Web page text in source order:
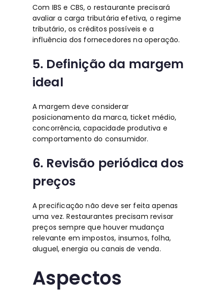
Com IBS e CBS, o restaurante precisará
avaliar a carga tributária efetiva, o regime
tributário, os créditos possíveis e a
influência dos fornecedores na operação.
5. Definição da margem
ideal
A margem deve considerar
posicionamento da marca, ticket médio,
concorrência, capacidade produtiva e
comportamento do consumidor.
6. Revisão periódica dos
preços
A precificação não deve ser feita apenas
uma vez. Restaurantes precisam revisar
preços sempre que houver mudança
relevante em impostos, insumos, folha,
aluguel, energia ou canais de venda.
Aspectos